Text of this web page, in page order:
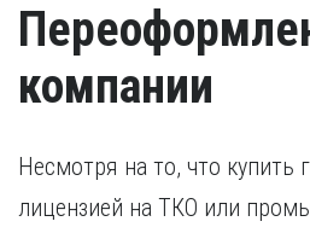
компании
Несмотря на то, что купить
лицензией на ТКО или